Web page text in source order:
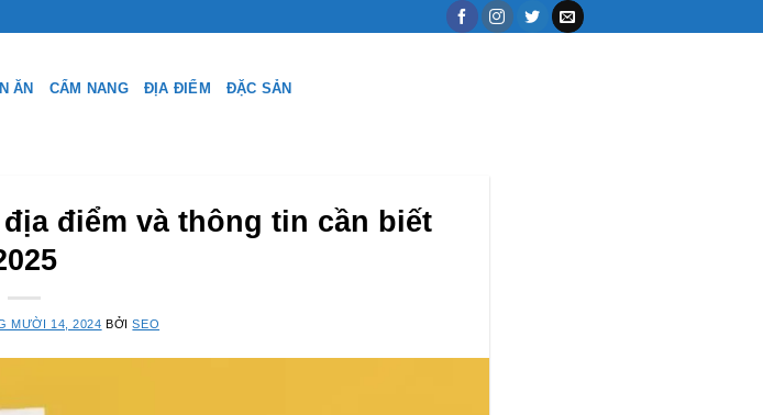
ĂN CẨM NANG ĐỊA ĐIỂM ĐẶC SẢN
điểm và thông tin cần biết
MƯỜI 14, 2024 BỞISEO